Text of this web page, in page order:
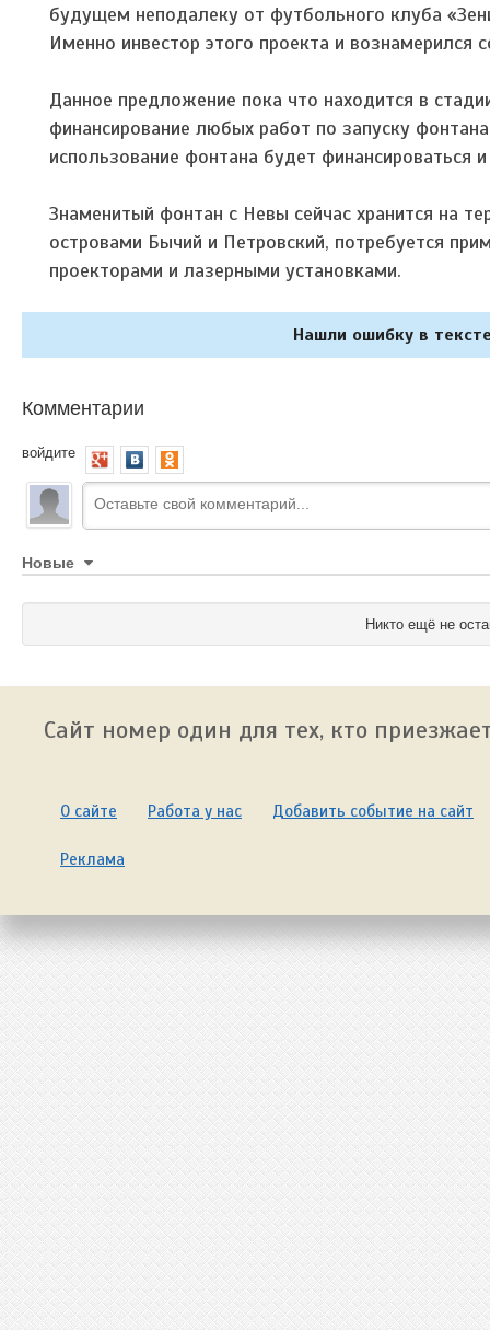
будущем неподалеку от футбольного клуба
Именно инвестор этого проекта и вознамерился
Данное предложение пока что находится в
финансирование любых работ по запуску
использование фонтана будет финансироваться
Знаменитый фонтан с Невы сейчас хранится на
островами Бычий и Петровский, потребуется
проекторами и лазерными установками.
Нашли ошибку в
Комментарии
войдите
Новые
Никто ещё не
Сайт номер один для тех, кто
О сайте Работа у нас Добавить событие на сайт
Реклама